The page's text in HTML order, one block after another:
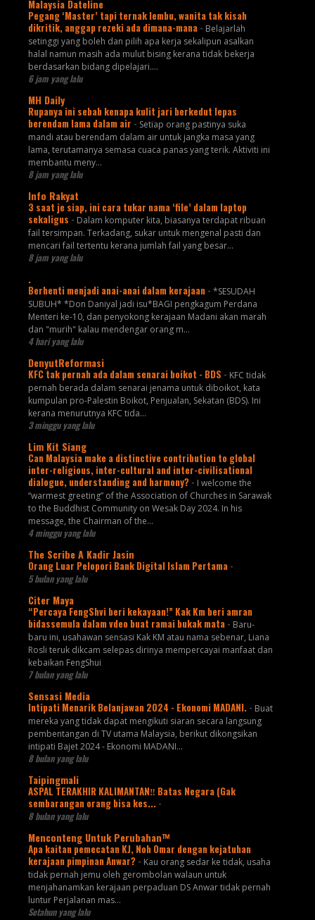
Malaysia Dateline
Pegang ‘Master’ tapi ternak lembu, wanita tak kisah
dikritik, anggap rezeki ada dimana-mana - Belajarlah
setinggi yang boleh dan pilih apa kerja sekalipun asalkan
halal namun masih ada mulut bising kerana tidak bekerja
berdasarkan bidang dipelajari....
6 jam yang lalu
MH Daily
Rupanya ini sebab kenapa kulit jari berkedut lepas
berendam lama dalam air - Setiap orang pastinya suka
mandi atau berendam dalam air untuk jangka masa yang
lama, terutamanya semasa cuaca panas yang terik. Aktiviti ini
membantu meny...
8 jam yang lalu
Info Rakyat
3 saat je siap, ini cara tukar nama ‘file’ dalam laptop
sekaligus - Dalam komputer kita, biasanya terdapat ribuan
fail tersimpan. Terkadang, sukar untuk mengenal pasti dan
mencari fail tertentu kerana jumlah fail yang besar...
8 jam yang lalu
.
Berhenti menjadi anai-anai dalam kerajaan - *SESUDAH
SUBUH* *Don Daniyal jadi isu*BAGI pengkagum Perdana
Menteri ke-10, dan penyokong kerajaan Madani akan marah
dan "murih" kalau mendengar orang m...
4 hari yang lalu
DenyutReformasi
KFC tak pernah ada dalam senarai boikot - BDS - KFC tidak
pernah berada dalam senarai jenama untuk diboikot, kata
kumpulan pro-Palestin Boikot, Penjualan, Sekatan (BDS). Ini
kerana menurutnya KFC tida...
3 minggu yang lalu
Lim Kit Siang
Can Malaysia make a distinctive contribution to global
inter-religious, inter-cultural and inter-civilisational
dialogue, understanding and harmony? - I welcome the
“warmest greeting” of the Association of Churches in Sarawak
to the Buddhist Community on Wesak Day 2024. In his
message, the Chairman of the...
4 minggu yang lalu
The Scribe A Kadir Jasin
Orang Luar Pelopori Bank Digital Islam Pertama -
5 bulan yang lalu
Citer Maya
“Percaya FengShvi beri kekayaan!” Kak Km beri amran
bidassemula dalam vdeo buat ramai bukak mata - Baru-
baru ini, usahawan sensasi Kak KM atau nama sebenar, Liana
Rosli teruk dikcam selepas dirinya mempercayai manfaat dan
kebaikan FengShui
7 bulan yang lalu
Sensasi Media
Intipati Menarik Belanjawan 2024 - Ekonomi MADANI. - Buat
mereka yang tidak dapat mengikuti siaran secara langsung
pembentangan di TV utama Malaysia, berikut dikongsikan
intipati Bajet 2024 - Ekonomi MADANI...
8 bulan yang lalu
Taipingmali
ASPAL TERAKHIR KALIMANTAN‼️ Batas Negara (Gak
sembarangan orang bisa kes... -
8 bulan yang lalu
Menconteng Untuk Perubahan™
Apa kaitan pemecatan KJ, Noh Omar dengan kejatuhan
kerajaan pimpinan Anwar? - Kau orang sedar ke tidak, usaha
tidak pernah jemu oleh gerombolan walaun untuk
menjahanamkan kerajaan perpaduan DS Anwar tidak pernah
luntur Perjalanan mas...
Setahun yang lalu